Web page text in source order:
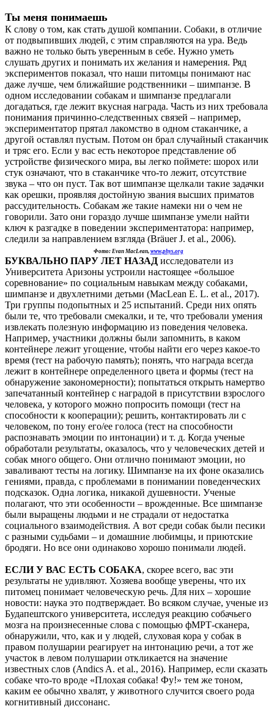
Ты меня понимаешь
К слову о том, как стать душой компании. Собаки, в отличие
от подвыпивших людей, с этим справляются на ура. Ведь
важно не только быть уверенным в себе. Нужно уметь
слушать других и понимать их желания и намерения. Ряд
экспериментов показал, что наши питомцы понимают нас
даже лучше, чем ближайшие родственники – шимпанзе. В
одном исследовании собакам и шимпанзе предлагали
догадаться, где лежит вкусная награда. Часть из них требовала
понимания причинно-следственных связей – например,
экспериментатор прятал лакомство в одном стаканчике, а
другой оставлял пустым. Потом он брал случайный стаканчик
и тряс его. Если у вас есть некоторое представление об
устройстве физического мира, вы легко поймете: шорох или
стук означают, что в стаканчике что-то лежит, отсутствие
звука – что он пуст. Так вот шимпанзе щелкали такие задачки
как орешки, проявляя достойную звания высших приматов
рассудительность. Собакам же такие намеки ни о чем не
говорили. Зато они гораздо лучше шимпанзе умели найти
ключ к разгадке в поведении экспериментатора: например,
следили за направлением взгляда (Bräuer J. et al., 2006).
Фото: Evan MacLean, www.phys.org
БУКВАЛЬНО ПАРУ ЛЕТ НАЗАД исследователи из
Университета Аризоны устроили настоящее «большое
соревнование» по социальным навыкам между собаками,
шимпанзе и двухлетними детьми (MacLean E. L. et al., 2017).
Три группы подопытных и 25 испытаний. Среди них опять
были те, что требовали смекалки, и те, что требовали умения
извлекать полезную информацию из поведения человека.
Например, участники должны были запомнить, в каком
контейнере лежит угощение, чтобы найти его через какое-то
время (тест на рабочую память); понять, что награда всегда
лежит в контейнере определенного цвета и формы (тест на
обнаружение закономерности); попытаться открыть намертво
запечатанный контейнер с наградой в присутствии взрослого
человека, у которого можно попросить помощи (тест на
способности к кооперации); решить, контактировать ли с
человеком, по тону его/ее голоса (тест на способности
распознавать эмоции по интонации) и т. д. Когда ученые
обработали результаты, оказалось, что у человеческих детей и
собак много общего. Они отлично понимают эмоции, но
заваливают тесты на логику. Шимпанзе на их фоне оказались
гениями, правда, с проблемами в понимании поведенческих
подсказок. Одна логика, никакой душевности. Ученые
полагают, что эти особенности – врожденные. Все шимпанзе
были выращены людьми и не страдали от недостатка
социального взаимодействия. А вот среди собак были песики
с разными судьбами – и домашние любимцы, и приютские
бродяги. Но все они одинаково хорошо понимали людей.
ЕСЛИ У ВАС ЕСТЬ СОБАКА, скорее всего, вас эти
результаты не удивляют. Хозяева вообще уверены, что их
питомец понимает человеческую речь. Для них – хорошие
новости: наука это подтверждает. Во всяком случае, ученые из
Будапештского университета, исследуя реакцию собачьего
мозга на произнесенные слова с помощью фМРТ-сканера,
обнаружили, что, как и у людей, слуховая кора у собак в
правом полушарии реагирует на интонацию речи, а тот же
участок в левом полушарии откликается на значение
известных слов (Andics A. et al., 2016). Например, если сказать
собаке что-то вроде «Плохая собака! Фу!» тем же тоном,
каким ее обычно хвалят, у животного случится своего рода
когнитивный диссонанс.